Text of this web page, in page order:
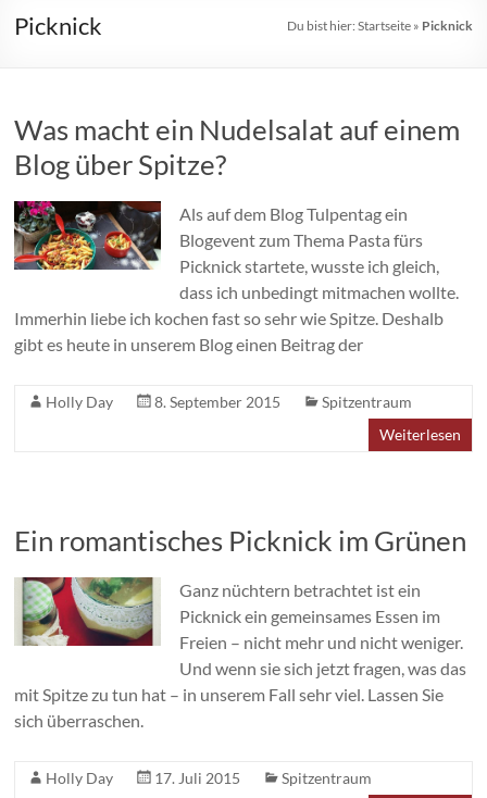
Picknick Du bist hier: Startseite» Picknick
Was macht ein Nudelsalat auf einem
Blog über Spitze?
Als auf dem Blog Tulpentag ein
Blogevent zum Thema Pasta fürs
Picknick startete, wusste ich gleich,
dass ich unbedingt mitmachen wollte.
Immerhin liebe ich kochen fast so sehr wie Spitze. Deshalb
gibt es heute in unserem Blog einen Beitrag der
Holly Day 8. September 2015
Spitzentraum
Weiterlesen
Ein romantisches Picknick im Grünen
Ganz nüchtern betrachtet ist ein
Picknick ein gemeinsames Essen im
Freien – nicht mehr und nicht weniger.
Und wenn sie sich jetzt fragen, was das
mit Spitze zu tun hat – in unserem Fall sehr viel. Lassen Sie
sich überraschen.
Holly Day 17. Juli 2015
Spitzentraum